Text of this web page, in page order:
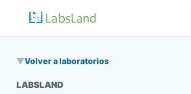
Volver a laboratorios
LABSLAND